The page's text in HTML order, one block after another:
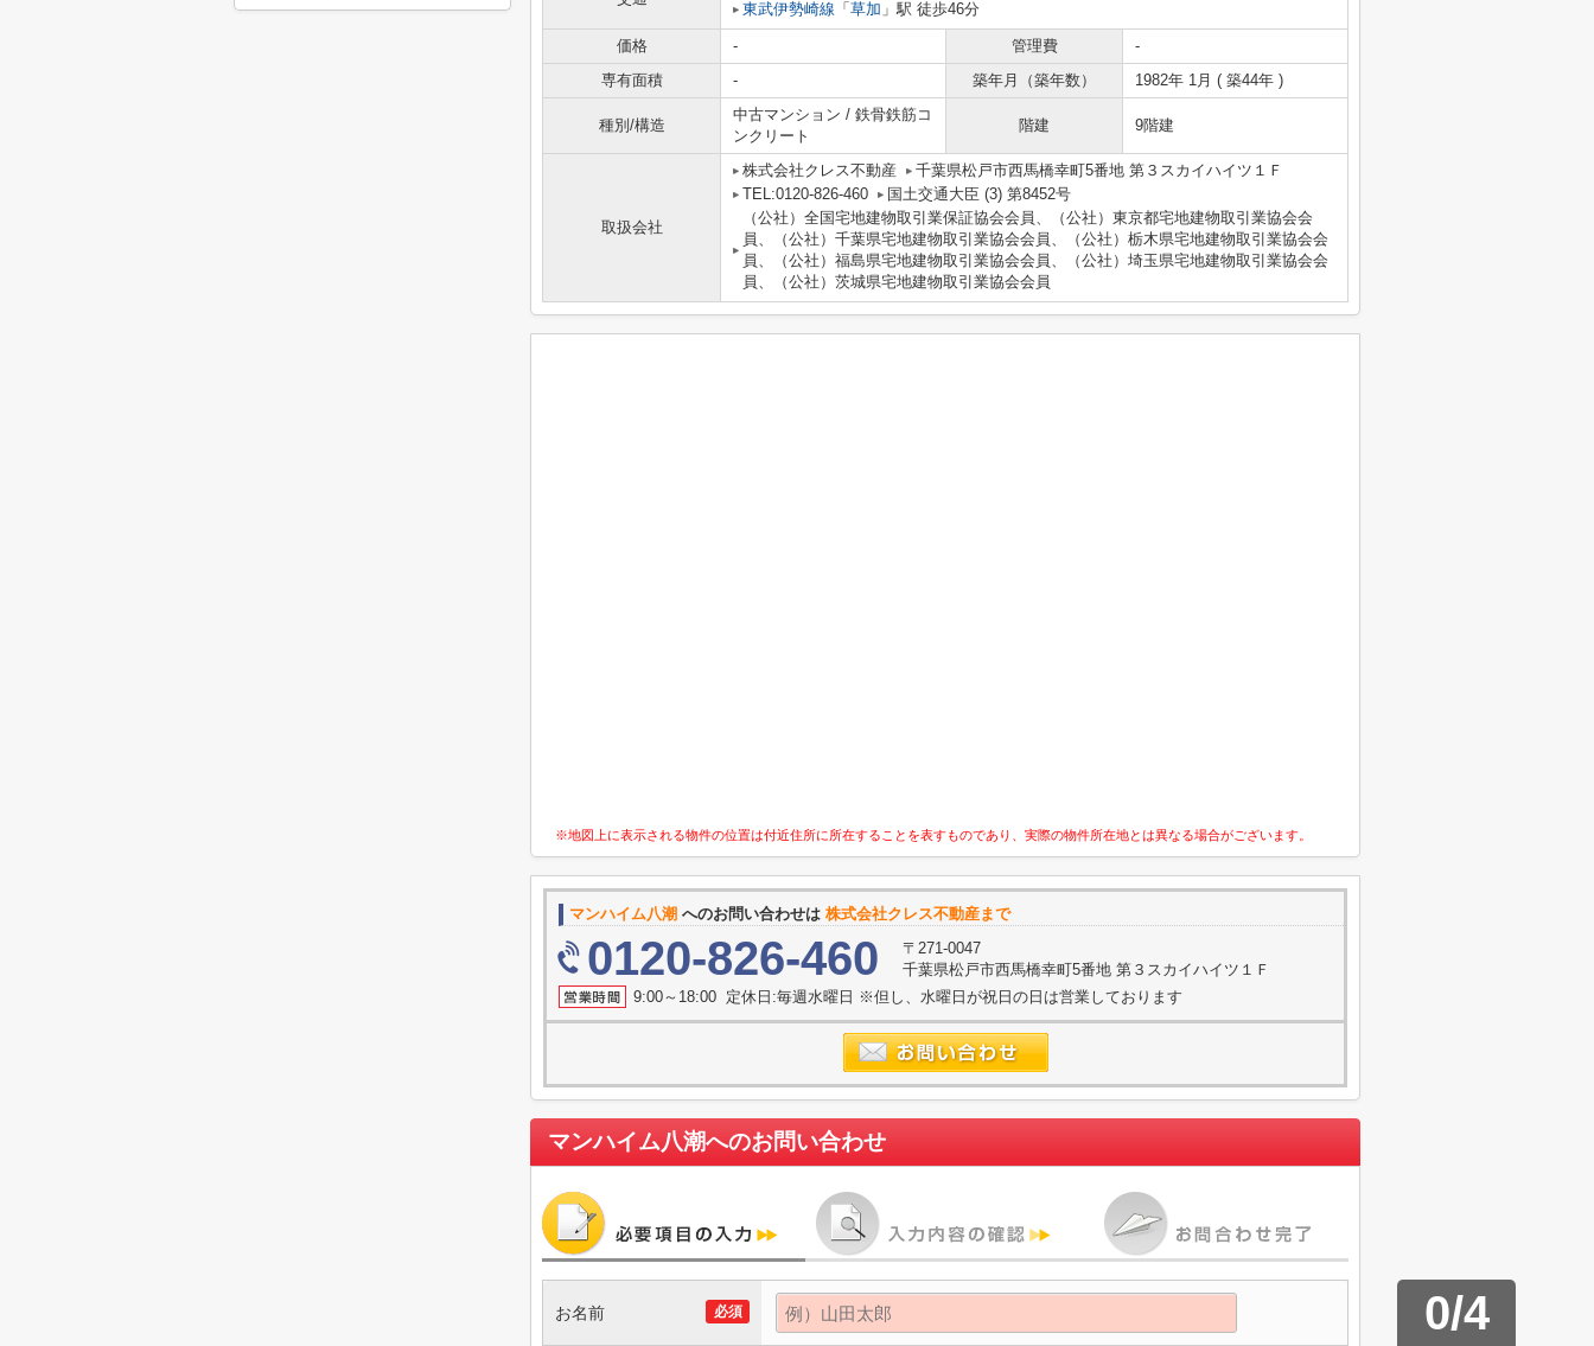
東武伊勢崎線 「 草加 」駅 徒歩46分
価格 - 管理費
-
専有面積
- 築年月（築年数） 1982年 1月 ( 築44年 )
種別/構造
中古マンション / 鉄骨鉄筋コ
ンクリート
階建 9階建
取扱会社
株式会社クレス不動産
千葉県松戸市西馬橋幸町5番地 第３スカイハイツ１Ｆ
TEL:0120-826-460
国土交通大臣 (3) 第8452号
（公社）全国宅地建物取引業保証協会会員、（公社）東京都宅地建物取引業協会会
員、（公社）千葉県宅地建物取引業協会会員、（公社）栃木県宅地建物取引業協会会
員、（公社）福島県宅地建物取引業協会会員、（公社）埼玉県宅地建物取引業協会会
員、（公社）茨城県宅地建物取引業協会会員
※地図上に表示される物件の位置は付近住所に所在することを表すものであり、実際の物件所在地とは異なる場合がございます。
マンハイム八潮 へのお問い合わせは 株式会社クレス不動産まで
0120-826-460
〒271-0047
千葉県松戸市西馬橋幸町5番地 第３スカイハイツ１Ｆ
9:00～18:00 定休日:毎週水曜日 ※但し、水曜日が祝日の日は営業しております
マンハイム八潮へのお問い合わせ
0/4
必須
お名前